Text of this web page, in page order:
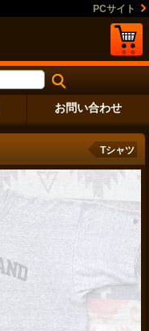
PCサイト
お問い合わせ
Tシャツ